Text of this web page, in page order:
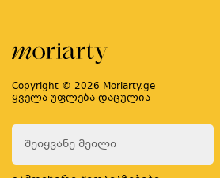
Copyright © 2026 Moriarty.ge
ყველა უფლება დაცულია